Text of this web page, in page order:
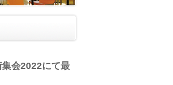
集会2022にて最